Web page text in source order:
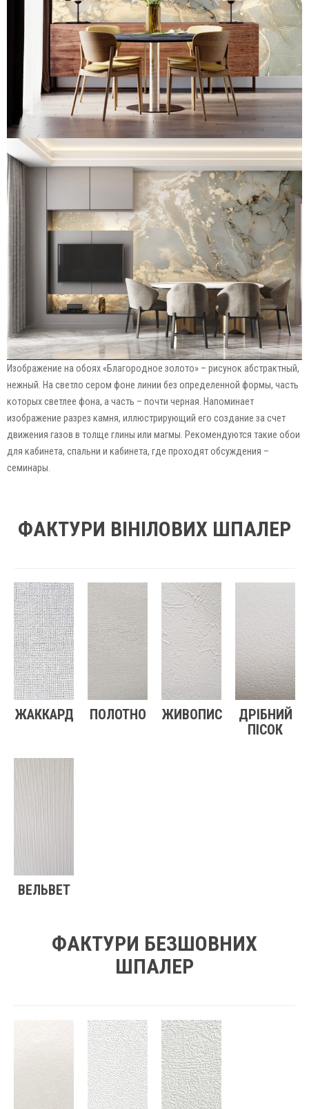
Изображение на обоях «Благородное золото» – рисунок абстрактный,
нежный. На светло сером фоне линии без определенной формы, часть
которых светлее фона, а часть – почти черная. Напоминает
изображение разрез камня, иллюстрирующий его создание за счет
движения газов в толще глины или магмы. Рекомендуются такие обои
для кабинета, спальни и кабинета, где проходят обсуждения –
семинары.
ФАКТУРИ ВІНІЛОВИХ ШПАЛЕР
ЖАККАРД ПОЛОТНО ЖИВОПИС
ДРІБНИЙ
ПІСОК
ВЕЛЬВЕТ
ФАКТУРИ БЕЗШОВНИХ
ШПАЛЕР